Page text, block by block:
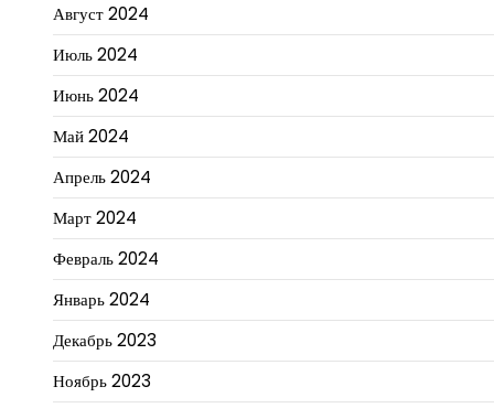
Август 2024
Июль 2024
Июнь 2024
Май 2024
Апрель 2024
Март 2024
Февраль 2024
Январь 2024
Декабрь 2023
Ноябрь 2023